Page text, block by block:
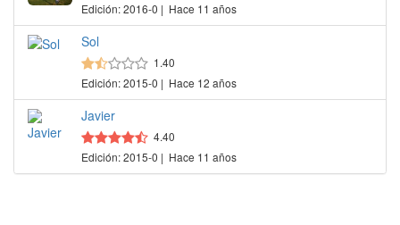
Edición: 2016-0 | Hace 11 años
Sol
1.40
Edición: 2015-0 | Hace 12 años
Javier
4.40
Edición: 2015-0 | Hace 11 años